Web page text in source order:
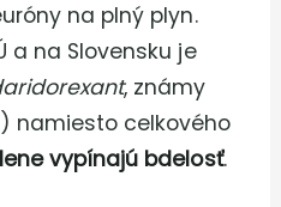
na plný plyn.
a na Slovensku je
, známy
namiesto celkového
vypínajú bdelosť.